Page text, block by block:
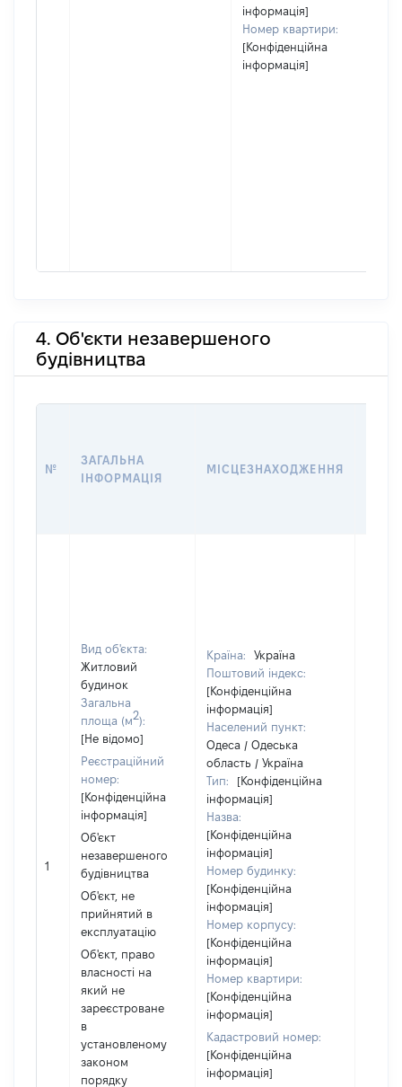
інформація]
Номер квартири:
[Конфіденційна
інформація]
4. Об'єкти незавершеного
будівництва
№
ЗАГАЛЬНА
ІНФОРМАЦІЯ
МІСЦЕЗНАХОДЖЕННЯ
1
Вид об'єкта:
Житловий
будинок
Загальна
площа (м2):
[Не відомо]
Реєстраційний
номер:
[Конфіденційна
інформація]
Об'єкт
незавершеного
будівництва
Об'єкт, не
прийнятий в
експлуатацію
Об'єкт, право
власності на
який не
зареєстроване
в
установленому
законом
порядку
Країна:
Україна
Поштовий індекс:
[Конфіденційна
інформація]
Населений пункт:
Одеса / Одеська
область / Україна
Тип:
[Конфіденційна
інформація]
Назва:
[Конфіденційна
інформація]
Номер будинку:
[Конфіденційна
інформація]
Номер корпусу:
[Конфіденційна
інформація]
Номер квартири:
[Конфіденційна
інформація]
Кадастровий номер:
[Конфіденційна
інформація]